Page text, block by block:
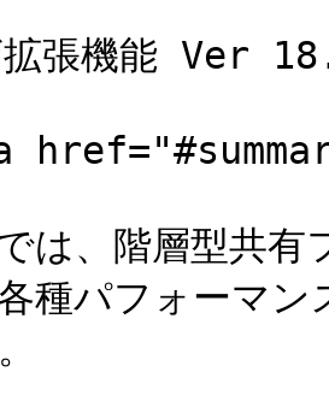
拡張機能 Ver
は、階層型共
種パフォーマ